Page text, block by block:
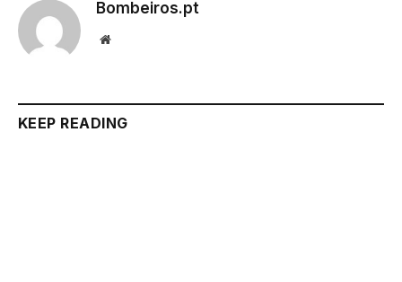
Bombeiros.pt
Website
KEEP READING